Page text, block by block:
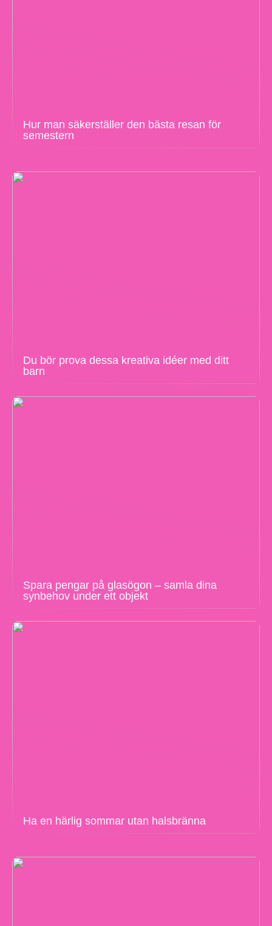
Hur man säkerställer den bästa resan för
semestern
Du bör prova dessa kreativa idéer med ditt
barn
Spara pengar på glasögon – samla dina
synbehov under ett objekt
Ha en härlig sommar utan halsbränna